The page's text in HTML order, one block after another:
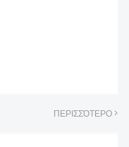
ΠΕΡΙΣΣΌΤΕΡΟ >